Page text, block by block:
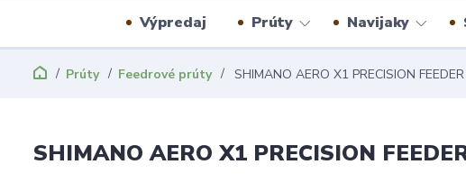
Výpredaj Prúty Navijaky
Prúty Feedrové prúty SHIMANO AERO X1 PRECISION
SHIMANO AERO X1 PRECISION